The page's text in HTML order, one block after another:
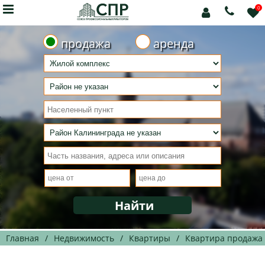
 0


продажа аренда
Главная / Недвижимость / Квартиры / Квартира продажа